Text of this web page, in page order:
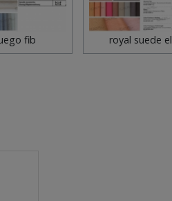
fib royal suede el